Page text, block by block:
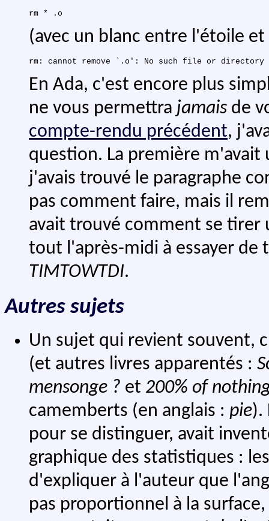
(avec un blanc entre l'étoile
En Ada, c'est encore plus
ne vous permettra jamais de
compte-rendu précédent,
question. La première m'avait
j'avais trouvé le paragraphe
pas comment faire, mais il
avait trouvé comment se tirer
tout l'après-midi à essayer de
TIMTOWTDI.
Autres sujets
Un sujet qui revient souvent,
(et autres livres apparentés :
mensonge ? et 200% of
camemberts (en anglais : pie).
pour se distinguer, avait
graphique des statistiques :
d'expliquer à l'auteur que
pas proportionnel à la